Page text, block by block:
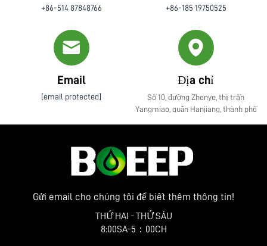
+86-514 87848766 +86-185 19750525
Email
[email protected]
Địa chỉ
Số 10, đường Zhenye, thị trấn
Yangmiao, quận Hanjiang, thành phố
Gửi email cho chúng tôi để biết thêm thông tin!
THỨ HAI - THỨ SÁU
8:00SA-5：00CH